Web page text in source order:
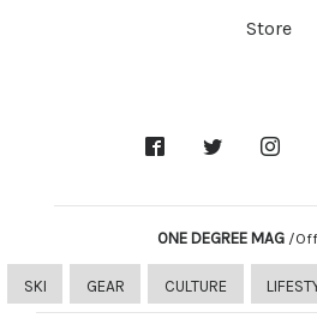
Store
ONE DEGREE MAG /
SKI GEAR CULTURE